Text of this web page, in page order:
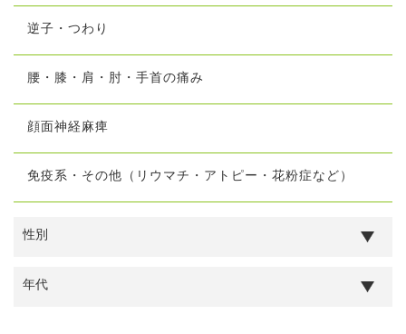
逆子・つわり
腰・膝・肩・肘・手首の痛み
顔面神経麻痺
免疫系・その他（リウマチ・アトピー・花粉症など）